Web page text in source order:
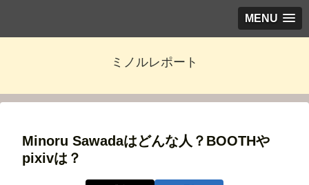
MENU
ミノルレポート
Minoru Sawadaはどんな人？BOOTHや
pixivは？